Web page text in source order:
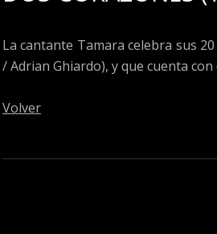
La cantante Tamara celebra sus
/ Adrian Ghiardo), y que cuenta
Volver